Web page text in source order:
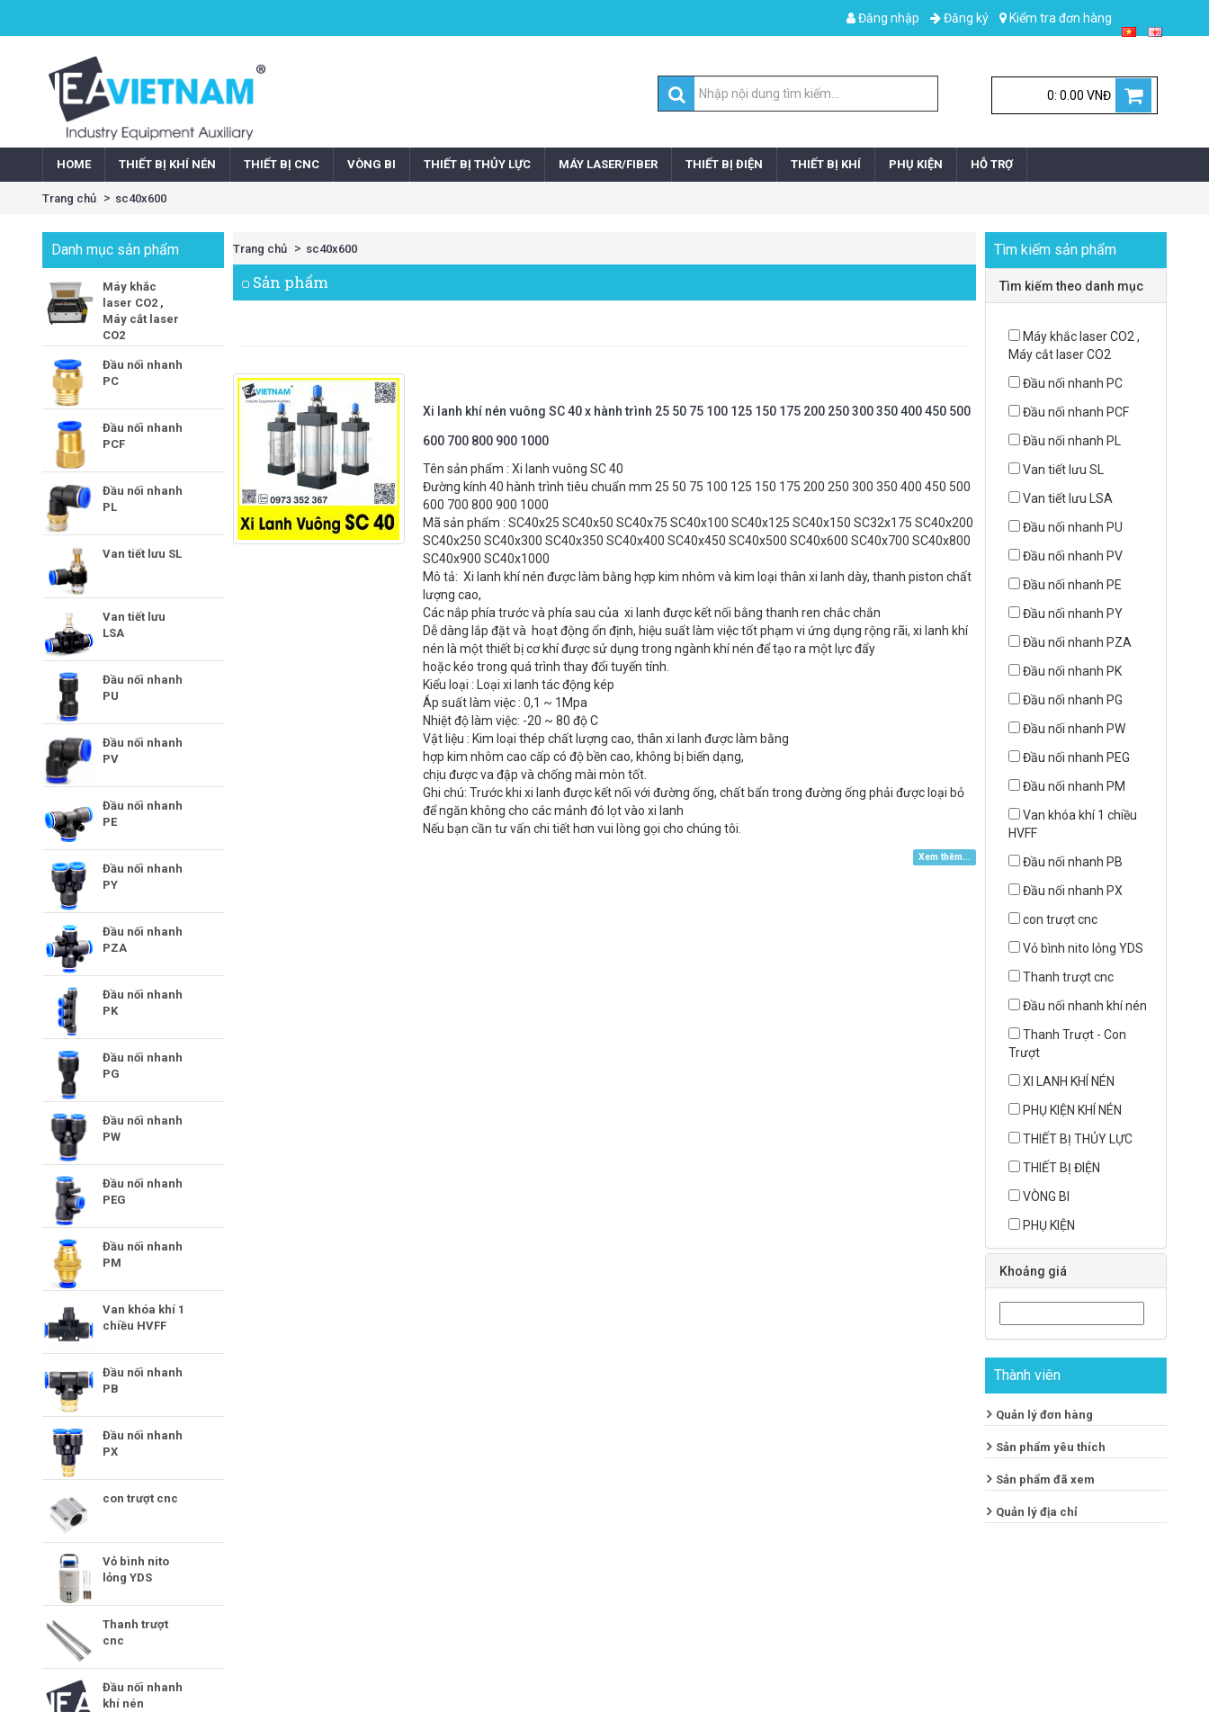
Kiểm tra đơn hàng
Đăng ký
Đăng nhập
0: 0.00 VNĐ
HOME THIẾT BỊ KHÍ NÉN THIẾT BỊ CNC VÒNG BI THIẾT BỊ THỦY LỰC MÁY LASER/FIBER THIẾT BỊ ĐIỆN THIẾT BỊ KHÍ PHỤ KIỆN HỖ TRỢ
Trang chủ sc40x600
Danh mục sản phẩm
Máy khắc
laser CO2 ,
Máy cắt laser
CO2
Đầu nối nhanh
PC
Đầu nối nhanh
PCF
Đầu nối nhanh
PL
Van tiết lưu SL
Van tiết lưu
LSA
Đầu nối nhanh
PU
Đầu nối nhanh
PV
Đầu nối nhanh
PE
Đầu nối nhanh
PY
Đầu nối nhanh
PZA
Đầu nối nhanh
PK
Đầu nối nhanh
PG
Đầu nối nhanh
PW
Đầu nối nhanh
PEG
Đầu nối nhanh
PM
Van khóa khí 1
chiều HVFF
Đầu nối nhanh
PB
Đầu nối nhanh
PX
con trượt cnc
Vỏ bình nito
lỏng YDS
Thanh trượt
cnc
Đầu nối nhanh
khí nén
Trang chủ sc40x600
Sản phẩm
Xi lanh khí nén vuông SC 40 x hành trình 25 50 75 100 125 150 175 200 250 300 350 400 450 500
600 700 800 900 1000
Tên sản phẩm : Xi lanh vuông SC 40
Đường kính 40 hành trình tiêu chuẩn mm 25 50 75 100 125 150 175 200 250 300 350 400 450 500
600 700 800 900 1000
Mã sản phẩm : SC40x25 SC40x50 SC40x75 SC40x100 SC40x125 SC40x150 SC32x175 SC40x200
SC40x250 SC40x300 SC40x350 SC40x400 SC40x450 SC40x500 SC40x600 SC40x700 SC40x800
SC40x900 SC40x1000
Mô tả: Xi lanh khí nén được làm bằng hợp kim nhôm và kim loại thân xi lanh dày, thanh piston chất
lượng cao,
Các nắp phía trước và phía sau của xi lanh được kết nối bằng thanh ren chắc chắn
Dễ dàng lắp đặt và hoạt động ổn định, hiệu suất làm việc tốt phạm vi ứng dụng rộng rãi, xi lanh khí
nén là một thiết bị cơ khí được sử dụng trong ngành khí nén để tạo ra một lực đẩy
hoặc kéo trong quá trình thay đổi tuyến tính.
Kiểu loại : Loại xi lanh tác động kép
Áp suất làm việc : 0,1 ~ 1Mpa
Nhiệt độ làm việc: -20 ~ 80 độ C
Vật liệu : Kim loại thép chất lượng cao, thân xi lanh được làm bằng
hợp kim nhôm cao cấp có độ bền cao, không bị biến dạng,
chịu được va đập và chống mài mòn tốt.
Ghi chú: Trước khi xi lanh được kết nối với đường ống, chất bẩn trong đường ống phải được loại bỏ
để ngăn không cho các mảnh đó lọt vào xi lanh
Nếu bạn cần tư vấn chi tiết hơn vui lòng gọi cho chúng tôi.
Xem thêm...
Tìm kiếm sản phẩm
Tìm kiếm theo danh mục
Máy khắc laser CO2 ,
Máy cắt laser CO2
Đầu nối nhanh PC
Đầu nối nhanh PCF
Đầu nối nhanh PL
Van tiết lưu SL
Van tiết lưu LSA
Đầu nối nhanh PU
Đầu nối nhanh PV
Đầu nối nhanh PE
Đầu nối nhanh PY
Đầu nối nhanh PZA
Đầu nối nhanh PK
Đầu nối nhanh PG
Đầu nối nhanh PW
Đầu nối nhanh PEG
Đầu nối nhanh PM
Van khóa khí 1 chiều
HVFF
Đầu nối nhanh PB
Đầu nối nhanh PX
con trượt cnc
Vỏ bình nito lỏng YDS
Thanh trượt cnc
Đầu nối nhanh khí nén
Thanh Trượt - Con
Trượt
XI LANH KHÍ NÉN
PHỤ KIỆN KHÍ NÉN
THIẾT BỊ THỦY LỰC
THIẾT BỊ ĐIỆN
VÒNG BI
PHỤ KIỆN
Khoảng giá
Thành viên
Quản lý đơn hàng
Sản phẩm yêu thích
Sản phẩm đã xem
Quản lý địa chỉ